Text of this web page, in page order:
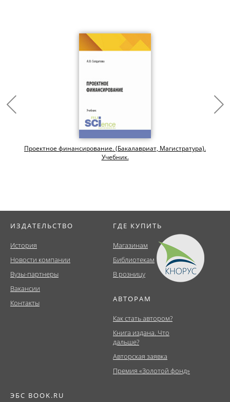
Проектное финансирование. (Бакалавриат, Магистратура).
Учебник.
ИЗДАТЕЛЬСТВО
История
Новости компании
Вузы-партнеры
Вакансии
Контакты
ГДЕ КУПИТЬ
Магазинам
Библиотекам
В розницу
АВТОРАМ
Как стать автором?
Книга издана. Что
дальше?
Авторская заявка
Премия «Золотой фонд»
ЭБС BOOK.RU